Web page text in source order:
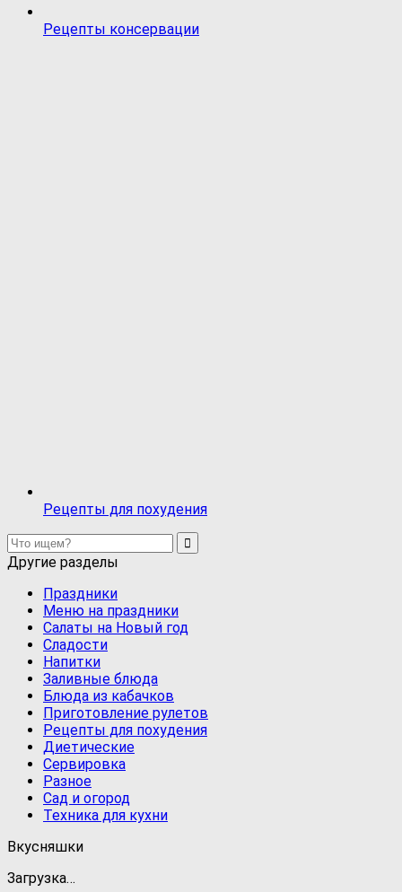
Рецепты консервации
Рецепты для похудения
Другие разделы
Праздники
Меню на праздники
Салаты на Новый год
Сладости
Напитки
Заливные блюда
Блюда из кабачков
Приготовление рулетов
Рецепты для похудения
Диетические
Сервировка
Разное
Сад и огород
Техника для кухни
Вкусняшки
Загрузка…